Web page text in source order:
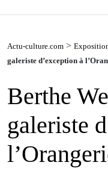
Actu-culture.com >
galeriste d’exception à
Berthe
galeriste